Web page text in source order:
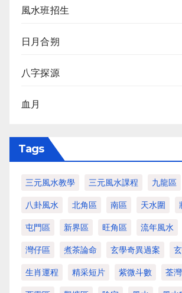
風水班招生
日月合朔
八字探源
血月
Tags
三元風水教學 三元風水課程 九龍區
八卦風水 北角區 南區 天水圍
屯門區 新界區 旺角區 流年風水
灣仔區 煮茶論命 玄學奇異過案
生肖運程 精采短片 紫微斗數 荃